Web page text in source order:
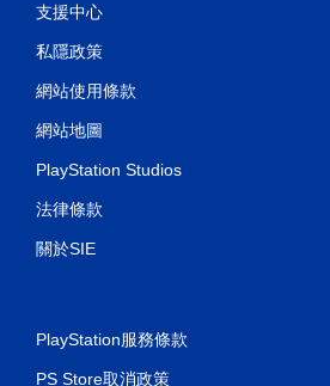
支援中心
私隱政策
網站使用條款
網站地圖
PlayStation Studios
法律條款
關於SIE
PlayStation服務條款
PS Store取消政策